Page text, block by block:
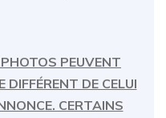
PEUVENT
DIFFÉRENT DE CELUI
CERTAINS